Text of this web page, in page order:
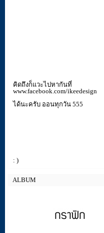
คิดถึงก็แวะไปหากันที่
www.facebook.com/ikeedesign
ได้นะครับ ออนทุกวัน 555
: )
ALBUM